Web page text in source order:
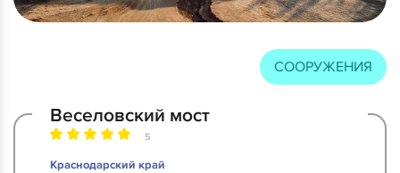
СООРУЖЕНИЯ
Веселовский мост
5
Краснодарский край